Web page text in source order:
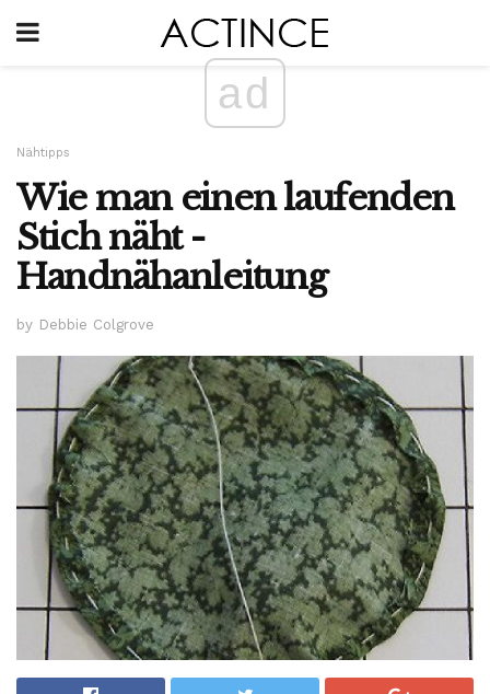
ad
Nähtipps
Wie man einen laufenden
Stich näht -
Handnähanleitung
by Debbie Colgrove